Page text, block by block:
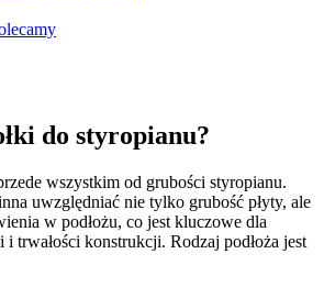
do styropianu?
wszystkim od grubości styropianu.
uwzględniać nie tylko grubość płyty, ale
w podłożu, co jest kluczowe dla
i trwałości konstrukcji. Rodzaj podłoża jest